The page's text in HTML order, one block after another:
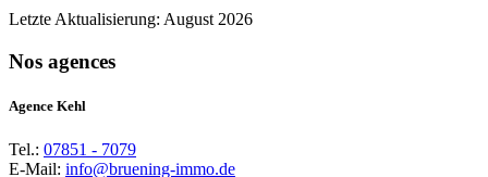
Letzte Aktualisierung: August 2026
Nos agences
Agence Kehl
Tel.: 07851 - 7079
E-Mail: info@bruening-immo.de